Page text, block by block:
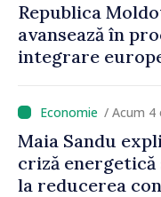
Republica
avansează în
integrare
niciun stat”
/ Acum 4
Maia Sandu
criză energetică
la reducerea